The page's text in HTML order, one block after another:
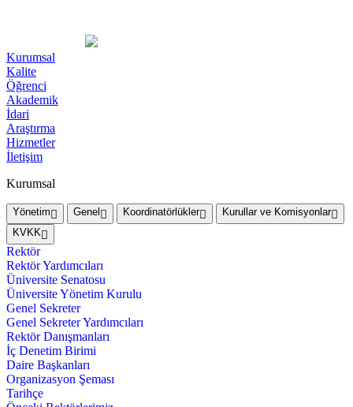
Kurumsal
Kalite
Öğrenci
Akademik
İdari
Araştırma
Hizmetler
İletişim
Kurumsal
Yönetim Genel Koordinatörlükler
Kurullar ve Komisyonlar
KVKK
Rektör
Rektör Yardımcıları
Üniversite Senatosu
Üniversite Yönetim Kurulu
Genel Sekreter
Genel Sekreter Yardımcıları
Rektör Danışmanları
İç Denetim Birimi
Daire Başkanları
Organizasyon Şeması
Tarihçe